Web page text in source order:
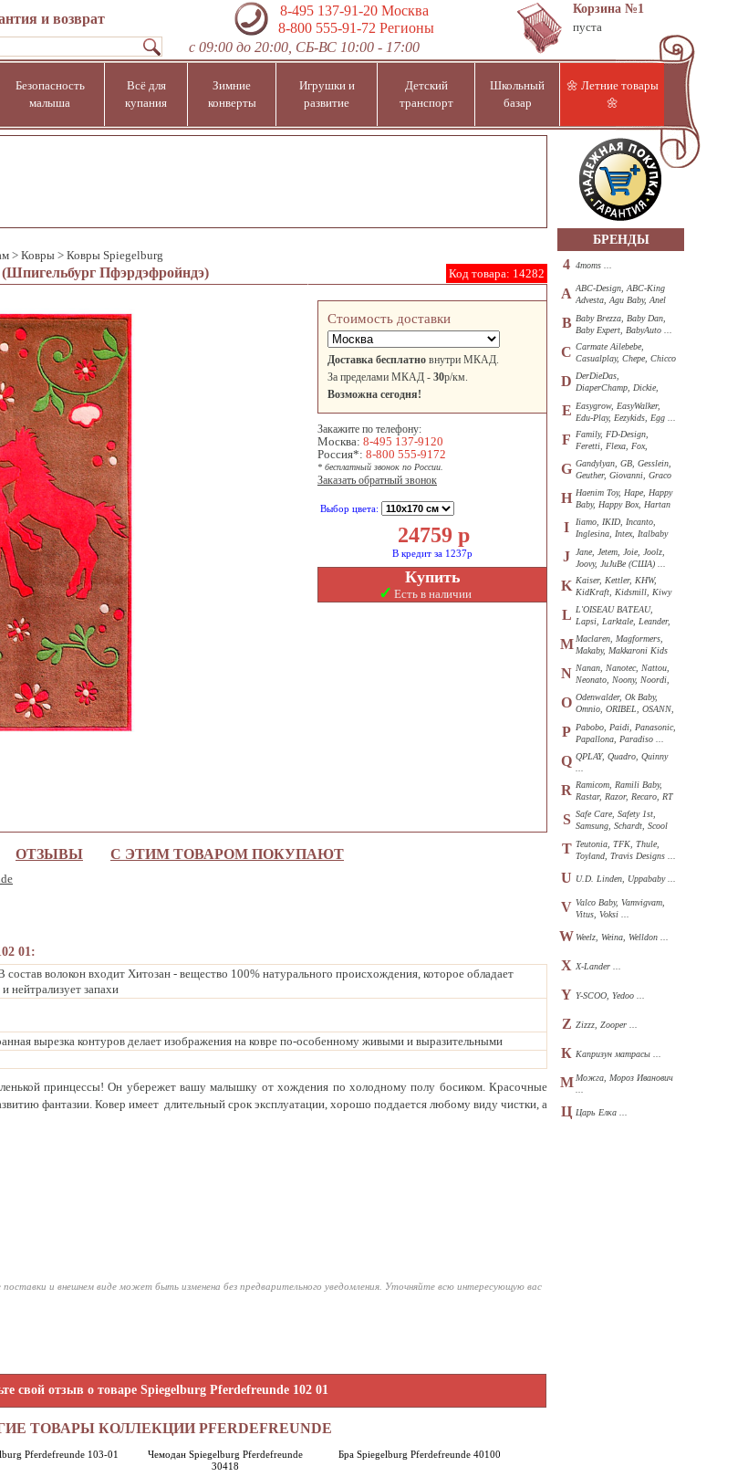
и возврат
8-495 137-91-20Москва
8-800 555-91-72 Регионы
с 09:00 до 20:00, СБ-ВС 10:00 - 17:00
Корзина №1
пуста
Безопасность
малыша
Всё для
купания
Зимние
конверты
Игрушки и
развитие
Детский
транспорт
Школьный
базар
🌼 Летние товары
🌼
> Ковры > Ковры Spiegelburg
Код товара: 14282
Пфэрдэфройндэ)
Стоимость доставки
Доставка бесплатно внутри МКАД.
За пределами МКАД - 30р/км.
Возможна сегодня!
Закажите по телефону:
Москва: 8-495 137-9120
Россия*: 8-800 555-9172
* бесплатный звонок по России.
Заказать обратный звонок
Выбор цвета:
24759 р
В кредит за 1237р
Купить
✓ Есть в наличии
ОТЗЫВЫ С ЭТИМ ТОВАРОМ ПОКУПАЮТ
01:
волокон входит Хитозан - вещество 100% натурального происхождения, которое обладает
нейтрализует запахи
вырезка контуров делает изображения на ковре по-особенному живыми и выразительными
принцессы! Он убережет вашу малышку от хождения по холодному полу босиком. Красочные
фантазии. Ковер имеет длительный срок эксплуатации, хорошо поддается любому виду чистки, а
и внешнем виде может быть изменена без предварительного уведомления. Уточняйте всю интересующую вас
свой отзыв о товаре Spiegelburg Pferdefreunde 102 01
ТОВАРЫ КОЛЛЕКЦИИ PFERDEFREUNDE
Pferdefreunde 103-01
Чемодан Spiegelburg Pferdefreunde
30418
Бра Spiegelburg Pferdefreunde 40100
БРЕНДЫ
4 4moms ...
A ABC-Design, ABC-King
Advesta, Agu Baby, Anel
B Baby Brezza, Baby Dan,
Baby Expert, BabyAuto ...
C Carmate Ailebebe,
Casualplay, Chepe, Chicco
D DerDieDas,
DiaperChamp, Dickie,
E Easygrow, EasyWalker,
Edu-Play, Eezykids, Egg ...
F
Family, FD-Design,
Feretti, Flexa, Fox,
G Gandylyan, GB, Gesslein,
Geuther, Giovanni, Graco
H Haenim Toy, Hape, Happy
Baby, Happy Box, Hartan
I
Iiamo, IKID, Incanto,
Inglesina, Intex, Italbaby
J
Jane, Jetem, Joie, Joolz,
Joovy, JuJuBe (США) ...
K Kaiser, Kettler, KHW,
KidKraft, Kidsmill, Kiwy
L L'OISEAU BATEAU,
Lapsi, Larktale, Leander,
M Maclaren, Magformers,
Makaby, Makkaroni Kids
N Nanan, Nanotec, Nattou,
Neonato, Noony, Noordi,
O Odenwalder, Ok Baby,
Omnio, ORIBEL, OSANN,
P Pabobo, Paidi, Panasonic,
Papallona, Paradiso ...
Q QPLAY, Quadro, Quinny
R Ramicom, Ramili Baby,
Rastar, Razor, Recaro, RT
S Safe Care, Safety 1st,
Samsung, Schardt, Scool
T Teutonia, TFK, Thule,
Toyland, Travis Designs ...
U U.D. Linden, Uppababy ...
V Valco Baby, Vamvigvam,
Vitus, Voksi ...
WWeelz, Weina, Welldon ...
X X-Lander ...
Y Y-SCOO, Yedoo ...
Z Zizzz, Zooper ...
К Капризун матрасы ...
М Можга, Мороз Иванович
Ц Царь Елка ...